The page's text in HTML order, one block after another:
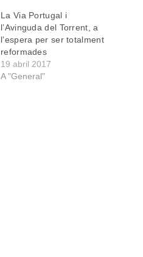
La Via Portugal i
l’Avinguda del Torrent, a
l’espera per ser totalment
reformades
19 abril 2017
A "General"